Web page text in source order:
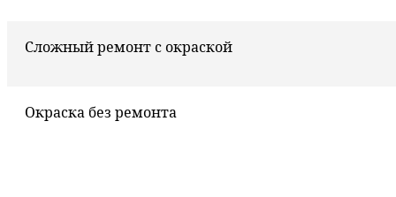
Сложный ремонт с окраской
Окраска без ремонта